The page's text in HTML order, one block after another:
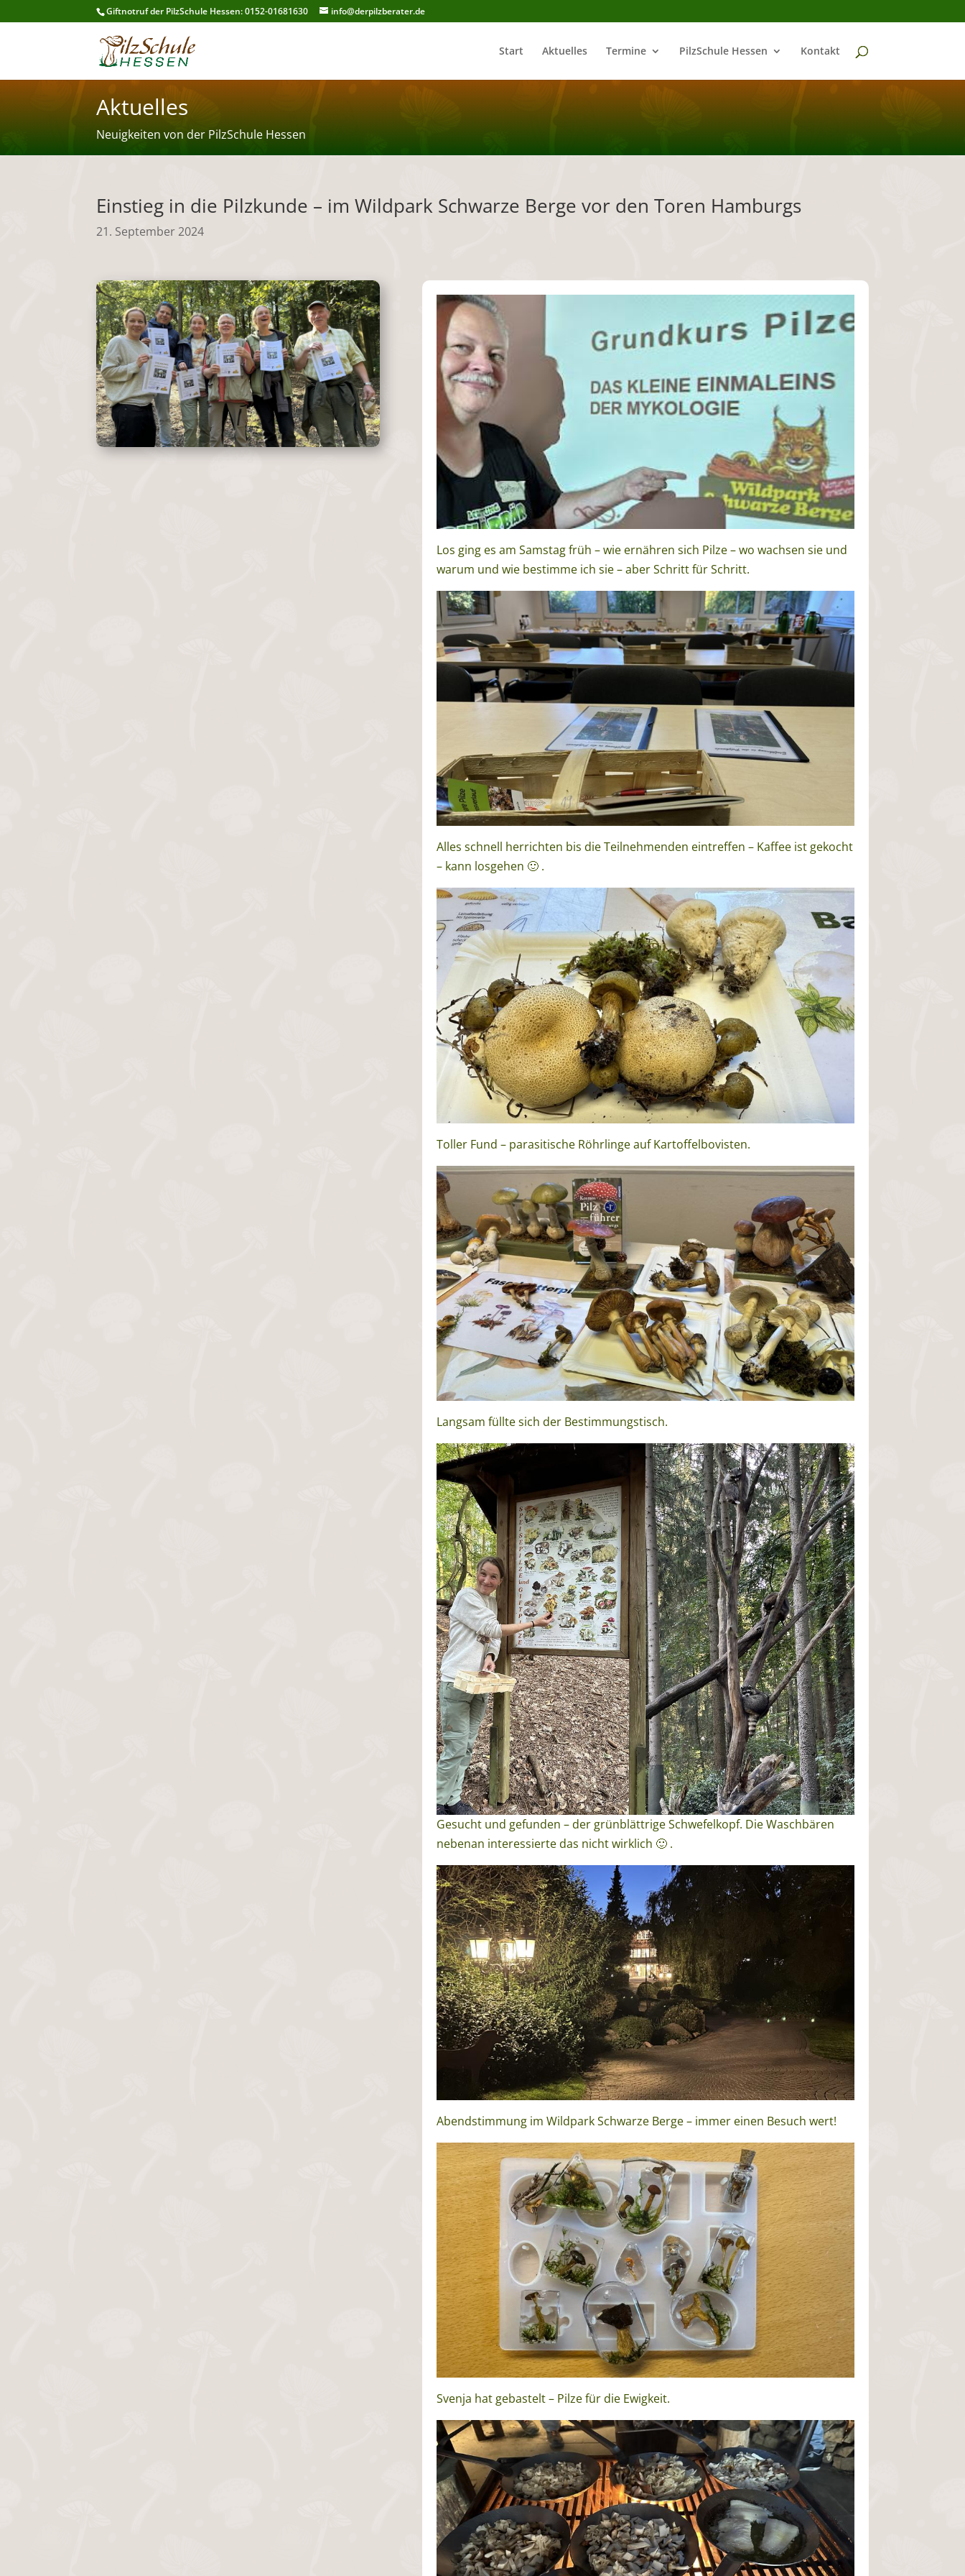
Giftnotruf der PilzSchule Hessen: 0152-01681630 info@derpilzberater.de
Start Aktuelles Termine PilzSchule Hessen Kontakt
Aktuelles
Neuigkeiten von der PilzSchule Hessen
Einstieg in die Pilzkunde – im Wildpark Schwarze Berge vor den Toren Hamburgs
21. September 2024
Los ging es am Samstag früh – wie ernähren sich Pilze – wo wachsen sie und
warum und wie bestimme ich sie – aber Schritt für Schritt.
Alles schnell herrichten bis die Teilnehmenden eintreffen – Kaffee ist gekocht
– kann losgehen 🙂 .
Toller Fund – parasitische Röhrlinge auf Kartoffelbovisten.
Langsam füllte sich der Bestimmungstisch.
Gesucht und gefunden – der grünblättrige Schwefelkopf. Die Waschbären
nebenan interessierte das nicht wirklich 🙂 .
Abendstimmung im Wildpark Schwarze Berge – immer einen Besuch wert!
Svenja hat gebastelt – Pilze für die Ewigkeit.